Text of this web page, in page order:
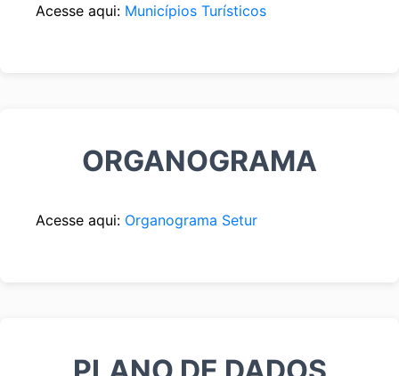
Acesse aqui: Municípios Turísticos
ORGANOGRAMA
Acesse aqui: Organograma Setur